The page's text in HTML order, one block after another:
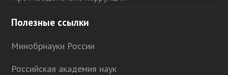
Полезные ссылки
Минобрнауки России
Российская академия наук